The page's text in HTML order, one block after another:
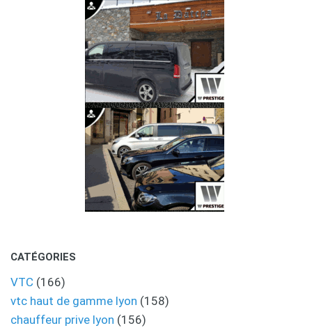
CATÉGORIES
VTC (166)
vtc haut de gamme lyon (158)
chauffeur prive lyon (156)